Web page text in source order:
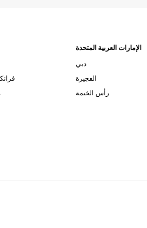
الإمارات العربية المتحدة
دبي
الفجيرة
رأس الخيمة